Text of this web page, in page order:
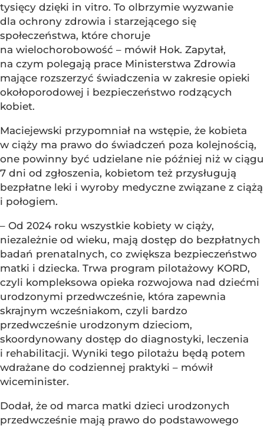
tysięcy dzięki in vitro. To olbrzymie wyzwanie
dla ochrony zdrowia i starzejącego się
społeczeństwa, które choruje
na wielochorobowość – mówił Hok. Zapytał,
na czym polegają prace Ministerstwa Zdrowia
mające rozszerzyć świadczenia w zakresie opieki
okołoporodowej i bezpieczeństwo rodzących
kobiet.
Maciejewski przypomniał na wstępie, że kobieta
w ciąży ma prawo do świadczeń poza kolejnością,
one powinny być udzielane nie później niż w ciągu
7 dni od zgłoszenia, kobietom też przysługują
bezpłatne leki i wyroby medyczne związane z ciążą
i połogiem.
– Od 2024 roku wszystkie kobiety w ciąży,
niezależnie od wieku, mają dostęp do bezpłatnych
badań prenatalnych, co zwiększa bezpieczeństwo
matki i dziecka. Trwa program pilotażowy KORD,
czyli kompleksowa opieka rozwojowa nad dziećmi
urodzonymi przedwcześnie, która zapewnia
skrajnym wcześniakom, czyli bardzo
przedwcześnie urodzonym dzieciom,
skoordynowany dostęp do diagnostyki, leczenia
i rehabilitacji. Wyniki tego pilotażu będą potem
wdrażane do codziennej praktyki – mówił
wiceminister.
Dodał, że od marca matki dzieci urodzonych
przedwcześnie mają prawo do podstawowego